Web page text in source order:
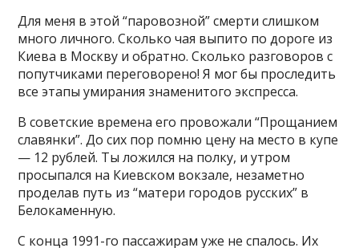
Для меня в этой “паровозной” смерти слишком
много личного. Сколько чая выпито по дороге из
Киева в Москву и обратно. Сколько разговоров с
попутчиками переговорено! Я мог бы проследить
все этапы умирания знаменитого экспресса.
В советские времена его провожали “Прощанием
славянки”. До сих пор помню цену на место в купе
— 12 рублей. Ты ложился на полку, и утром
просыпался на Киевском вокзале, незаметно
проделав путь из “матери городов русских” в
Белокаменную.
С конца 1991-го пассажирам уже не спалось. Их